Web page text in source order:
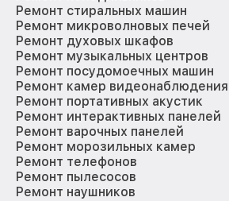
Ремонт стиральных машин
Ремонт микроволновых печей
Ремонт духовых шкафов
Ремонт музыкальных центров
Ремонт посудомоечных машин
Ремонт камер видеонаблюдения
Ремонт портативных акустик
Ремонт интерактивных панелей
Ремонт варочных панелей
Ремонт морозильных камер
Ремонт телефонов
Ремонт пылесосов
Ремонт наушников